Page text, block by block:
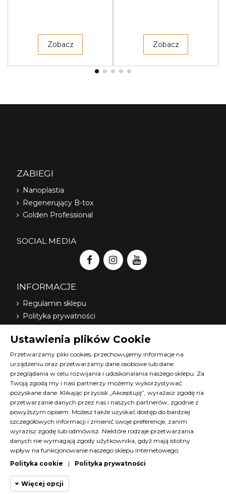
Zobacz Zobacz
ZABIEGI
Nanoplastia
Regenerujący B-tox
Golden Professional
SOCIAL MEDIA
INFORMACJE
Regulamin sklepu
Polityka prywatności
Nasi dystrybutorzy
O nas
FAQ
Terminy szkoleń Diana
Materiały do pobrania
Kontakt z nami
Program lojalnościowy
KONTAKT
Ustawienia plików Cookie
Przetwarzamy pliki cookies, przechowujemy informacje na
urządzeniu oraz przetwarzamy dane osobowe lub dane
przeglądania w celu rozwijania i udoskonalania naszego sklepu. Za
Twoją zgodą my i nasi partnerzy możemy wykorzystywać
pozyskane dane. Klikając przycisk „Akceptuję”, wyrażasz zgodę na
przetwarzanie danych przez nas i naszych partnerów, zgodnie z
powyższym opisem. Możesz także uzyskać dostęp do bardziej
szczegółowych informacji i zmienić swoje preferencje, zanim
wyrazisz zgodę lub odmówisz. Niektóre rodzaje przetwarzania
danych nie wymagają zgody użytkownika, gdyż mają istotny
wpływ na funkcjonowanie naszego sklepu internetowego.
Polityka cookie
| Polityka prywatności
Więcej opcji